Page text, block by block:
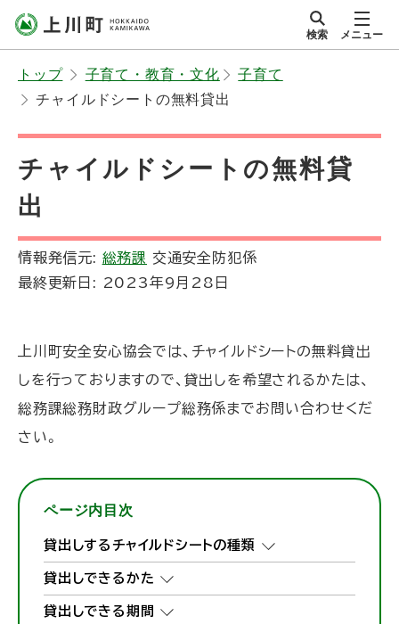
北海道上川町
Hokkaido Kamikawa
Twon
サイト内
検索 メニュー
トップ 子育て・教育・文化
子育て
チャイルドシートの無料貸出
チャイルドシートの無料貸
出
情報発信元: 総務課 交通安全防犯係
最終更新日:
2023年9月28日
上川町安全安心協会では、チャイルドシートの無料貸出
しを行っておりますので、貸出しを希望されるかたは、
総務課総務財政グループ総務係までお問い合わせくだ
さい。
ページ内目次
貸出しするチャイルドシートの種類
貸出しできるかた
貸出しできる期間